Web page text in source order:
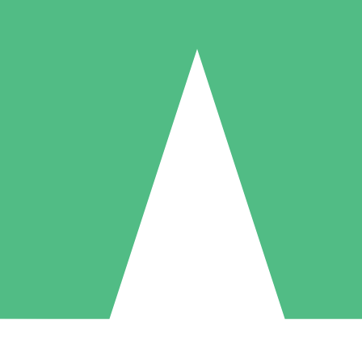
Packs de Crédits Individuels
à l'utilisation avec des crédits de téléchargement. Sans engagement
5 Téléchargements
US$